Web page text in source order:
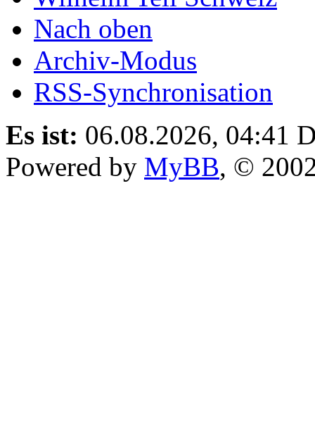
Nach oben
Archiv-Modus
RSS-Synchronisation
Es ist: 06.08.2026, 04:41
Powered by MyBB, ©